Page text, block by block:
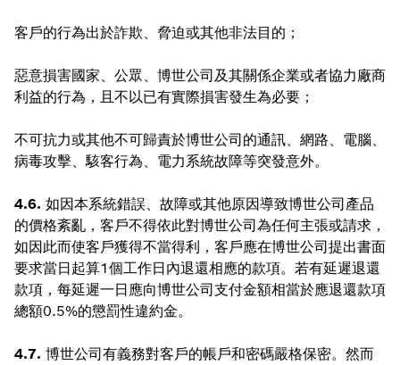
客戶的行為出於詐欺、脅迫或其他非法目的；
惡意損害國家、公眾、博世公司及其關係企業或者協力廠商
利益的行為，且不以已有實際損害發生為必要；
不可抗力或其他不可歸責於博世公司的通訊、網路、電腦、
病毒攻擊、駭客行為、電力系統故障等突發意外。
4.6. 如因本系統錯誤、故障或其他原因導致博世公司產品
的價格紊亂，客戶不得依此對博世公司為任何主張或請求，
如因此而使客戶獲得不當得利，客戶應在博世公司提出書面
要求當日起算1個工作日內退還相應的款項。若有延遲退還
款項，每延遲一日應向博世公司支付金額相當於應退還款項
總額0.5%的懲罰性違約金。
4.7. 博世公司有義務對客戶的帳戶和密碼嚴格保密。然而